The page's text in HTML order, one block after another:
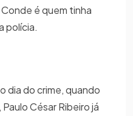
é quem tinha
polícia.
dia do crime, quando
César Ribeiro já